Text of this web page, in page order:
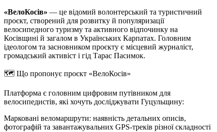
«ВелоКосів» — це відомий волонтерський та туристичний
проєкт, створений для розвитку й популяризації
велосипедного туризму та активного відпочинку на
Косівщині й загалом в Українських Карпатах. Головним
ідеологом та засновником проєкту є місцевий журналіст,
громадський активіст і гід Тарас Пасимок.
🗺️ Що пропонує проєкт «ВелоКосів»
Платформа є головним цифровим путівником для
велосипедистів, які хочуть досліджувати Гуцульщину:
Марковані веломаршрути: наявність детальних описів,
фотографій та завантажувальних GPS-треків різної складності